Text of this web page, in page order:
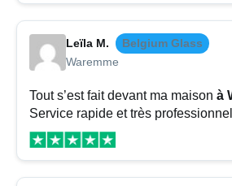
Leïla M.
Belgium Glass
Waremme
Tout s’est fait devant ma maison à
Service rapide et très